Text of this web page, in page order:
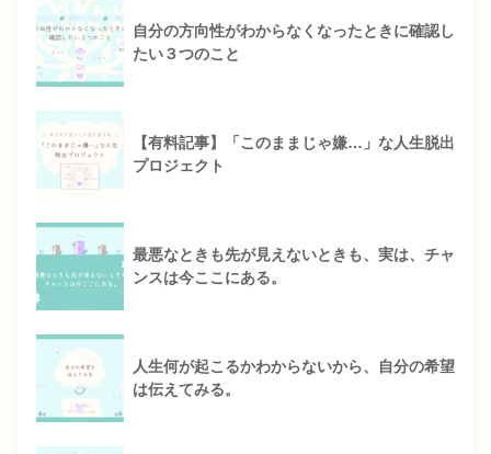
自分の方向性がわからなくなったときに確認し
たい３つのこと
【有料記事】「このままじゃ嫌…」な人生脱出
プロジェクト
最悪なときも先が見えないときも、実は、チャ
ンスは今ここにある。
人生何が起こるかわからないから、自分の希望
は伝えてみる。